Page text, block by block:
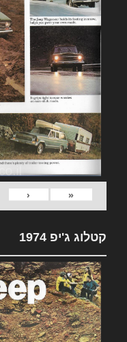
«
‹
קטלוג ג'יפ 1974